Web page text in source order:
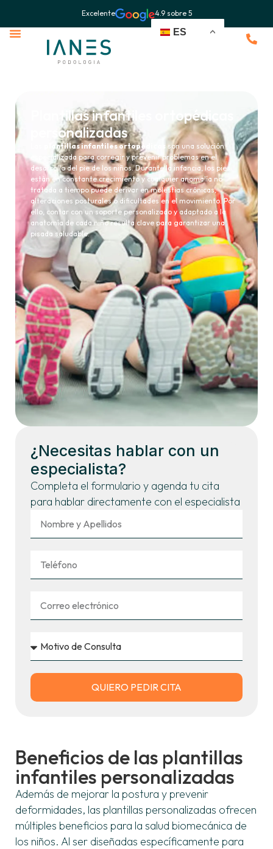
Excelente 4.9 sobre 5
ES
Plantillas infantiles ortopédicas
personalizadas
plantillas infantiles ortopédicas
son una solución
especializada para corregir y prevenir problemas en el
desarrollo del pie de los niños. Durante la infancia, los pies
están en constante crecimiento y cualquier anomalía no
tratada a tiempo puede derivar en molestias crónicas,
alteraciones posturales o dificultades en el movimiento. Por
ello, contar con un soporte personalizado y adaptado a la
anatomía de cada niño resulta clave para garantizar una
pisada saludable.
¿Necesitas hablar con un
especialista?
Completa el formulario y agenda tu cita
para hablar directamente con el especialista
QUIERO PEDIR CITA
Beneficios de las plantillas
infantiles personalizadas
Además de mejorar la postura y prevenir
deformidades, las plantillas personalizadas ofrecen
múltiples beneficios para la salud biomecánica de
los niños. Al ser diseñadas específicamente para